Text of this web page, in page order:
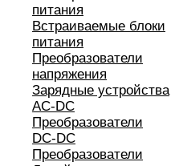
питания
Встраиваемые блоки
питания
Преобразователи
напряжения
Зарядные устройства
AC-DC
Преобразователи
DC-DC
Преобразователи